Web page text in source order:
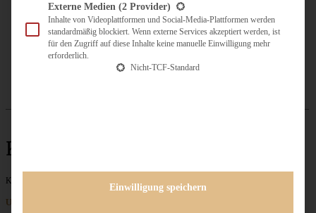
ZUSAMMENARBEIT
Kirschstreusel
Keine Beiträge gefunden
Unternehmen
Externe Medien (2 Provider)
Inhalte von Videoplattformen und Social-Media-Plattformen werden
standardmäßig blockiert. Wenn externe Services akzeptiert werden, ist
für den Zugriff auf diese Inhalte keine manuelle Einwilligung mehr
erforderlich.
Nicht-TCF-Standard
Einwilligung speichern